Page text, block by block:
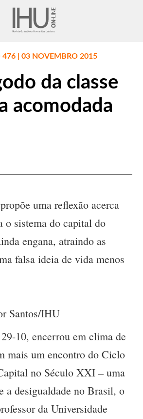
476 | 03 NOVEMBRO 2015
da classe
acomodada
uma reflexão acerca
o sistema do capital do
engana, atraindo as
falsa ideia de vida menos
Santos/IHU
10, encerrou em clima de
mais um encontro do Ciclo
no Século XXI – uma
a desigualdade no Brasil, o
da Universidade